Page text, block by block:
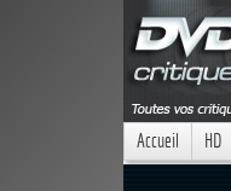
Accueil HD